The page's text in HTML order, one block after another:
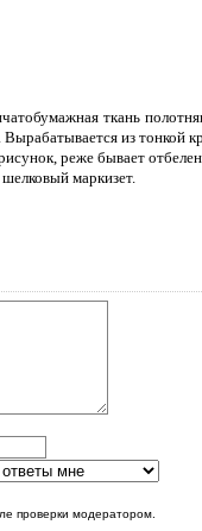
ткань
из тонкой
реже бывает
маркизет.
проверки модератором.